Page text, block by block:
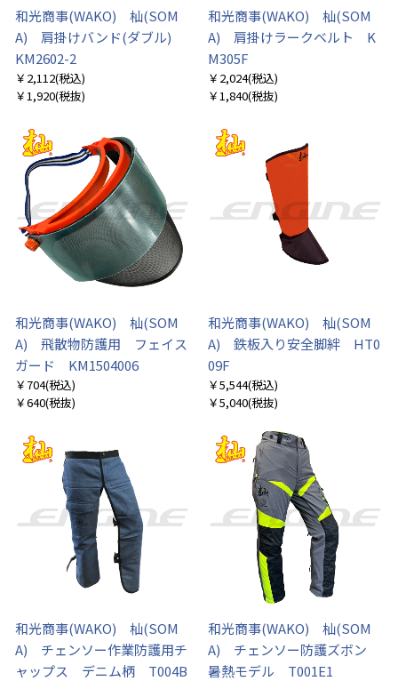
和光商事(WAKO) 杣(SOM
A) 肩掛けバンド(ダブル)
KM2602-2
￥2,112(税込)
￥1,920(税抜)
和光商事(WAKO) 杣(SOM
A) 肩掛けラークベルト K
M305F
￥2,024(税込)
￥1,840(税抜)
和光商事(WAKO) 杣(SOM
A) 飛散物防護用 フェイス
ガード KM1504006
￥704(税込)
￥640(税抜)
和光商事(WAKO) 杣(SOM
A) 鉄板入り安全脚絆 HT0
09F
￥5,544(税込)
￥5,040(税抜)
和光商事(WAKO) 杣(SOM
A) チェンソー作業防護用チ
ャップス デニム柄 T004B
和光商事(WAKO) 杣(SOM
A) チェンソー防護ズボン
暑熱モデル T001E1